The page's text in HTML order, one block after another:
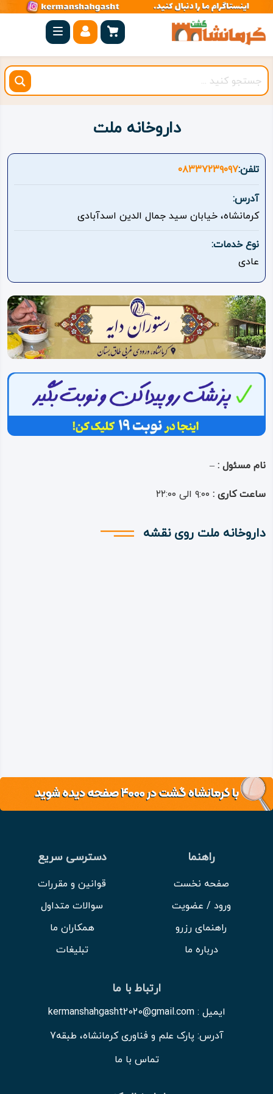
صفحه
اصلی
کرمانشاه
شهرستان
بیستون
روستاهای
هدف
اقامتگاه
ویدئو
درباره
ما
داروخانه ملت
تلفن:۰۸۳۳۷۲۳۹۰۹۷
آدرس:
کرمانشاه، خیابان سید جمال الدین اسدآبادی
نوع خدمات:
عادی
نام مسئول : –
ساعت کاری :
داروخانه ملت روی نقشه
راهنما
صفحه نخست
ورود / عضویت
راهنمای رزرو
درباره ما
دسترسی سریع
قوانین و مقررات
سوالات متداول
همکاران ما
تبلیغات
ارتباط با ما
ایمیل : kermanshahgasht2020@gmail.com
آدرس: پارک علم و فناوری کرمانشاه، طبقه7
تماس با ما